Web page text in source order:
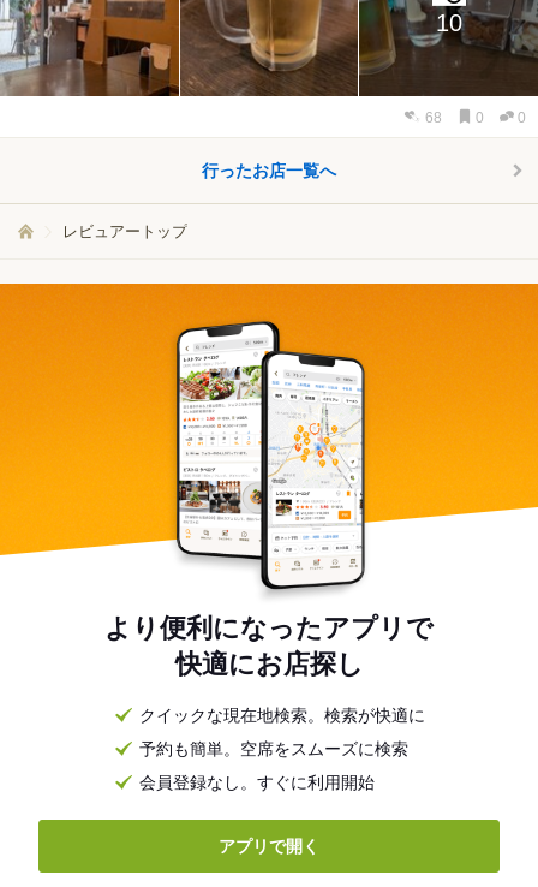
10
68 0 0
行ったお店一覧へ
レビュアートップ
より便利になったアプリで
快適にお店探し
クイックな現在地検索。検索が快適に
予約も簡単。空席をスムーズに検索
会員登録なし。すぐに利用開始
アプリで開く